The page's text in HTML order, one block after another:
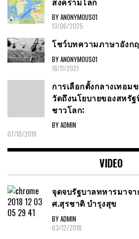
BY ANONYMOUS01
13/06/2025
โชว์บทความภาษาอังก
BY ANONYMOUS01
18/11/2021
การเลือกตั้งกลางเทอม
วัดถึงนโยบายของสหรั
ชาวโลก:
BY ADMIN
07/10/2018
VIDEO
จุดจบรัฐบาลทหารมาจา
ศ.สุรชาติ บำรุงสุข
BY ADMIN
03/12/2018